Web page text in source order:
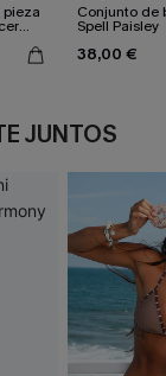
pieza Conjunto de
Spell Paisley
38,00 €
JUNTOS